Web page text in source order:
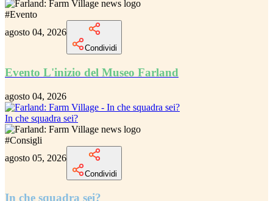
#Evento
agosto 04, 2026
Condividi
Evento L'inizio del Museo Farland
agosto 04, 2026
In che squadra sei?
#Consigli
agosto 05, 2026
Condividi
In che squadra sei?